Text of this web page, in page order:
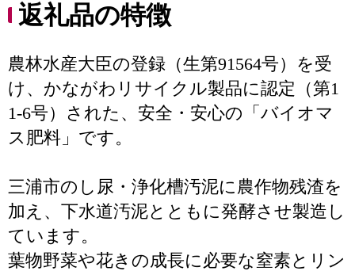
返礼品の特徴
農林水産大臣の登録（生第91564号）を受
け、かながわリサイクル製品に認定（第1
1-6号）された、安全・安心の「バイオマ
ス肥料」です。
三浦市のし尿・浄化槽汚泥に農作物残渣を
加え、下水道汚泥とともに発酵させ製造し
ています。
葉物野菜や花きの成長に必要な窒素とリン